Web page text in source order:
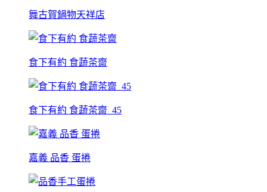
舞古賀鍋物天祥店
食下有約 食蔬茶齋
食下有約 食蔬茶齋_45
嘉義 品香 蛋捲